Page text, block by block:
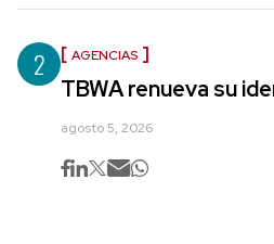
2 AGENCIAS
TBWA renueva su
agosto 5, 2026